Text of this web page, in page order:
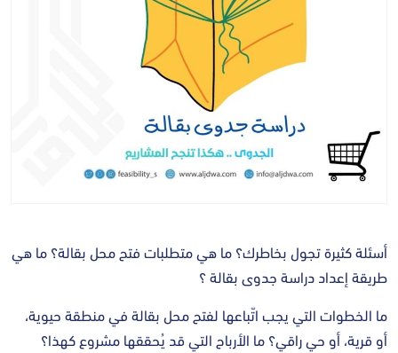
أسئلة كثيرة تجول بخاطرك؟ ما هي متطلبات فتح محل بقالة؟ ما هي
طريقة إعداد دراسة جدوى بقالة ؟
ما الخطوات التي يجب اتّباعها لفتح محل بقالة في منطقة حيوية،
أو قرية، أو حي راقي؟ ما الأرباح التي قد يُحققها مشروع كهذا؟